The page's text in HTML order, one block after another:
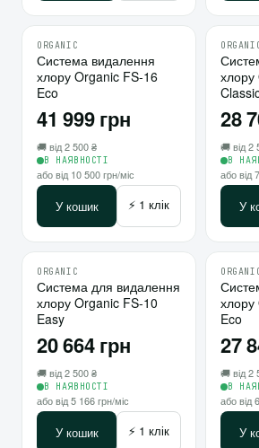
10
ORGANIC
Система видалення
хлору Organic FS-16
Eco
41 999 грн
🚚 від 2 500 ₴
В НАЯВНОСТІ
або від 10 500 грн/міс
У кошик ⚡ 1 клік
10
хлору
28
🚚 від 2
В
або від
У
10
ORGANIC
Система для видалення
хлору Organic FS-10
Easy
20 664 грн
🚚 від 2 500 ₴
В НАЯВНОСТІ
або від 5 166 грн/міс
У кошик ⚡ 1 клік
10
хлору
Eco
27
🚚 від 2
В
або від
У